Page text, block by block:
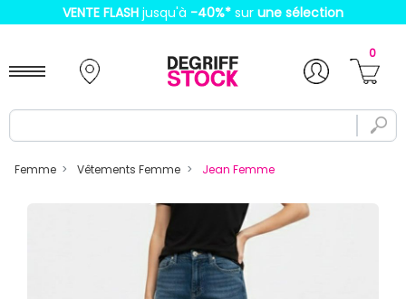
VENTE FLASH jusqu'à -40%* sur une sélection
0
Femme Vêtements Femme Jean Femme